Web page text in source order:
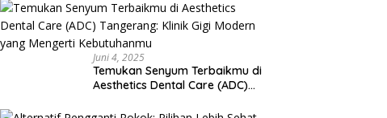
Juni 4, 2025
Temukan Senyum Terbaikmu di
Aesthetics Dental Care (ADC)
yang Mengerti Kebutuhanmu